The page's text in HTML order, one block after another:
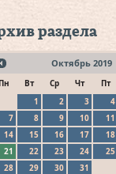
раздела
Октябрь 2019
Пн Вт Ср Чт Пт
1
2 3 4
7
8 9 10 11
14
15 16 17 18
21
22 23 24 25
28
29 30 31